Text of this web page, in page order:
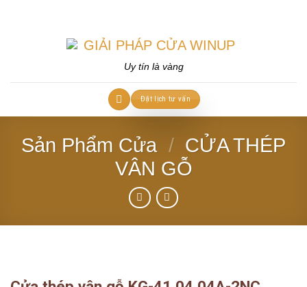
Uy tín là vàng
Đặt lịch tư vấn
Sản Phẩm Cửa / CỬA THÉP
VÂN GỖ